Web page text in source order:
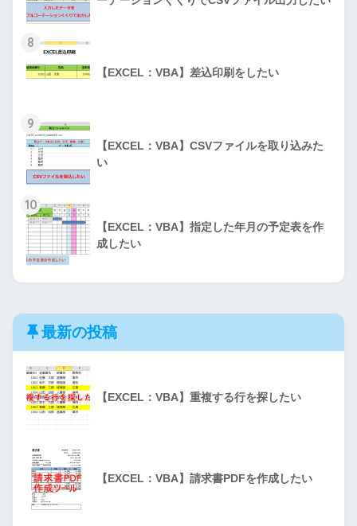
8
【EXCEL：VBA】差込印刷をしたい
9
【EXCEL：VBA】CSVファイルを取り込みた
い
10
【EXCEL：VBA】指定した年月の予定表を作
成したい
最新の投稿
【EXCEL：VBA】重複する行を探したい
【EXCEL：VBA】請求書PDFを作成したい